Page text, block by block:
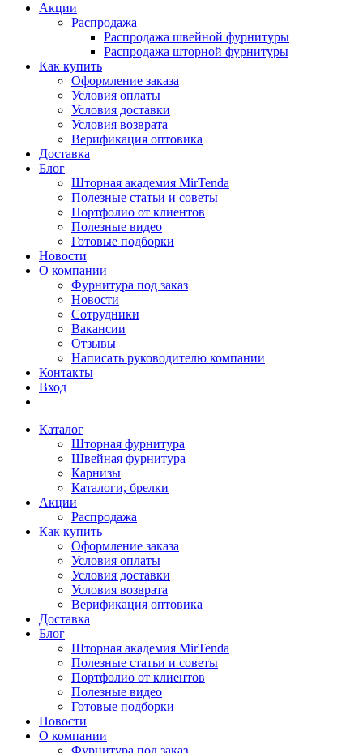
Акции
Распродажа
Распродажа швейной фурнитуры
Распродажа шторной фурнитуры
Как купить
Оформление заказа
Условия оплаты
Условия доставки
Условия возврата
Верификация оптовика
Доставка
Блог
Шторная академия MirTenda
Полезные статьи и советы
Портфолио от клиентов
Полезные видео
Готовые подборки
Новости
О компании
Фурнитура под заказ
Новости
Сотрудники
Вакансии
Отзывы
Написать руководителю компании
Контакты
Вход
Каталог
Шторная фурнитура
Швейная фурнитура
Карнизы
Каталоги, брелки
Акции
Распродажа
Как купить
Оформление заказа
Условия оплаты
Условия доставки
Условия возврата
Верификация оптовика
Доставка
Блог
Шторная академия MirTenda
Полезные статьи и советы
Портфолио от клиентов
Полезные видео
Готовые подборки
Новости
О компании
Фурнитура под заказ